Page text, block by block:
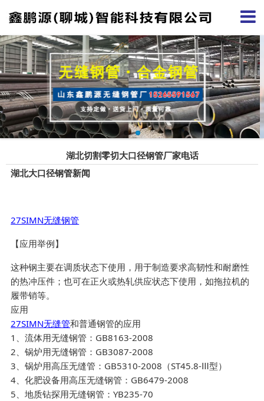
湖北切割零切大口径钢管厂家电话
湖北大口径钢管新闻
27SIMN无缝钢管
【应用举例】
这种钢主要在调质状态下使用，用于制造要求高韧性和耐磨性
的热冲压件；也可在正火或热轧供应状态下使用，如拖拉机的
履带销等。
应用
27SIMN无缝管和普通钢管的应用
1、流体用无缝钢管：GB8163-2008
2、锅炉用无缝钢管：GB3087-2008
3、锅炉用高压无缝管：GB5310-2008（ST45.8-Ⅲ型）
4、化肥设备用高压无缝钢管：GB6479-2008
5、地质钻探用无缝钢管：YB235-70